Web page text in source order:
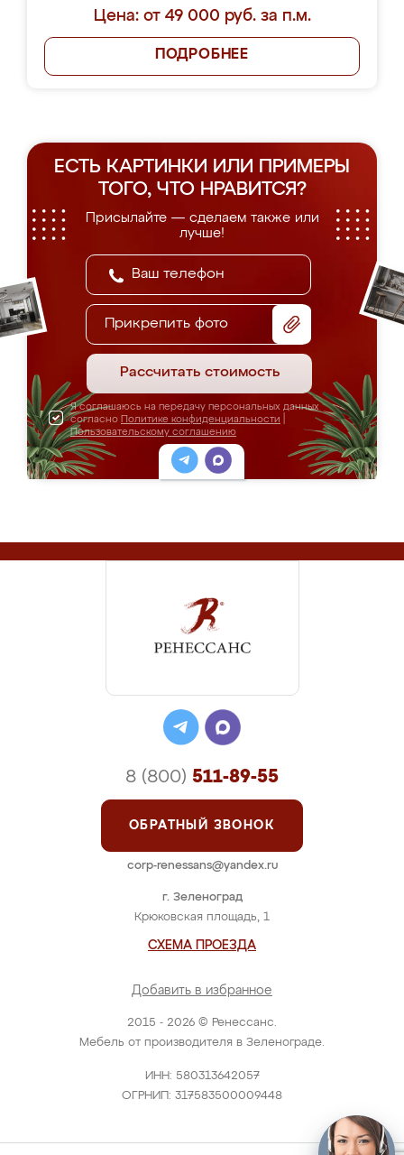
Цена: от 49 000 руб. за п.м.
ПОДРОБНЕЕ
ЕСТЬ КАРТИНКИ ИЛИ ПРИМЕРЫ
ТОГО, ЧТО НРАВИТСЯ?
Присылайте — сделаем также или
лучше!
Прикрепить фото
Рассчитать стоимость
Я соглашаюсь на передачу персональных данных
согласно Политике конфиденциальности
Пользовательскому соглашению
2015 - 2026 © Ренессанс.
Мебель от производителя в Зеленограде.
ИНН: 580313642057
ОГРНИП: 317583500009448
г. Зеленоград
Крюковская площадь, 1
СХЕМА ПРОЕЗДА
Добавить в избранное
8 (800) 511-89-55
ОБРАТНЫЙ ЗВОНОК
corp-renessans@yandex.ru